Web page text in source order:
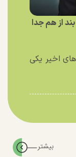
از هم جدا
اخیر یکی